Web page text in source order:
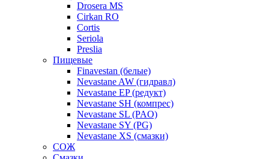
Drosera MS
Cirkan RO
Cortis
Seriola
Preslia
Пищевые
Finavestan (белые)
Nevastane AW (гидравл)
Nevastane EP (редукт)
Nevastane SH (компрес)
Nevastane SL (PAO)
Nevastane SY (PG)
Nevastane XS (смазки)
СОЖ